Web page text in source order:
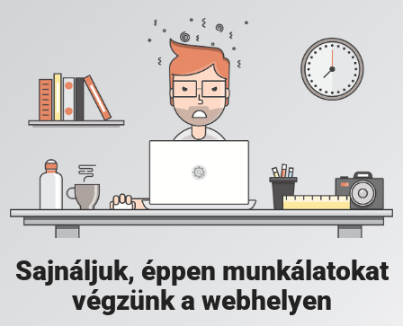
Sajnáljuk, éppen munkálatokat
végzünk a webhelyen